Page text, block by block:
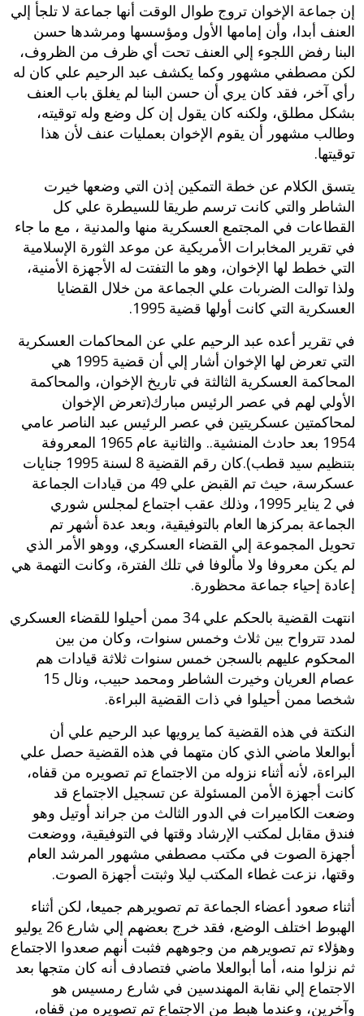
إن جماعة الإخوان تروج طوال الوقت أنها جماعة لا تلجأ إلي
العنف أبدا، وأن إمامها الأول ومؤسسها ومرشدها حسن
البنا رفض اللجوء إلي العنف تحت أي ظرف من الظروف،
لكن مصطفي مشهور وكما يكشف عبد الرحيم علي كان له
رأي آخر، فقد كان يري أن حسن البنا لم يغلق باب العنف
بشكل مطلق، ولكنه كان يقول إن كل وضع وله توقيته،
وطالب مشهور أن يقوم الإخوان بعمليات عنف لأن هذا
توقيتها.
يتسق الكلام عن خطة التمكين إذن التي وضعها خيرت
الشاطر والتي كانت ترسم طريقا للسيطرة علي كل
القطاعات في المجتمع العسكرية منها والمدنية ، مع ما جاء
في تقرير المخابرات الأمريكية عن موعد الثورة الإسلامية
التي خطط لها الإخوان، وهو ما التفتت له الأجهزة الأمنية،
ولذا توالت الضربات علي الجماعة من خلال القضايا
العسكرية التي كانت أولها قضية 1995.
في تقرير أعده عبد الرحيم علي عن المحاكمات العسكرية
التي تعرض لها الإخوان أشار إلي أن قضية 1995 هي
المحاكمة العسكرية الثالثة في تاريخ الإخوان، والمحاكمة
الأولي لهم في عصر الرئيس مبارك(تعرض الإخوان
لمحاكمتين عسكريتين في عصر الرئيس عبد الناصر عامي
1954 بعد حادث المنشية.. والثانية عام 1965 المعروفة
بتنظيم سيد قطب).كان رقم القضية 8 لسنة 1995 جنايات
عسكرسة، حيث تم القبض علي 49 من قيادات الجماعة
في 2 يناير 1995، وذلك عقب اجتماع لمجلس شوري
الجماعة بمركزها العام بالتوفيقية، وبعد عدة أشهر تم
تحويل المجموعة إلي القضاء العسكري، ووهو الأمر الذي
لم يكن معروفا ولا مألوفا في تلك الفترة، وكانت التهمة هي
إعادة إحياء جماعة محظورة.
انتهت القضية بالحكم علي 34 ممن أحيلوا للقضاء العسكري
لمدد تترواح بين ثلاث وخمس سنوات، وكان من بين
المحكوم عليهم بالسجن خمس سنوات ثلاثة قيادات هم
عصام العريان وخيرت الشاطر ومحمد حبيب، ونال 15
شخصا ممن أحيلوا في ذات القضية البراءة.
النكتة في هذه القضية كما يرويها عبد الرحيم علي أن
أبوالعلا ماضي الذي كان متهما في هذه القضية حصل علي
البراءة، لأنه أثناء نزوله من الاجتماع تم تصويره من قفاه،
كانت أجهزة الأمن المسئولة عن تسجيل الاجتماع قد
وضعت الكاميرات في الدور الثالث من جراند أوتيل وهو
فندق مقابل لمكتب الإرشاد وقتها في التوفيقية، ووضعت
أجهزة الصوت في مكتب مصطفي مشهور المرشد العام
وقتها، نزعت غطاء المكتب ليلا وثبتت أجهزة الصوت.
أثناء صعود أعضاء الجماعة تم تصويرهم جميعا، لكن أثناء
الهبوط اختلف الوضع، فقد خرج بعضهم إلي شارع 26 يوليو
وهؤلاء تم تصويرهم من وجوههم فثبت أنهم صعدوا الاجتماع
ثم نزلوا منه، أما أبوالعلا ماضي فتصادف أنه كان متجها بعد
الاجتماع إلي نقابة المهندسين في شارع رمسيس هو
وآخرين، وعندما هبط من الاجتماع تم تصويره من قفاه،